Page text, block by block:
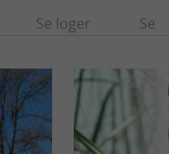
Se loger Se